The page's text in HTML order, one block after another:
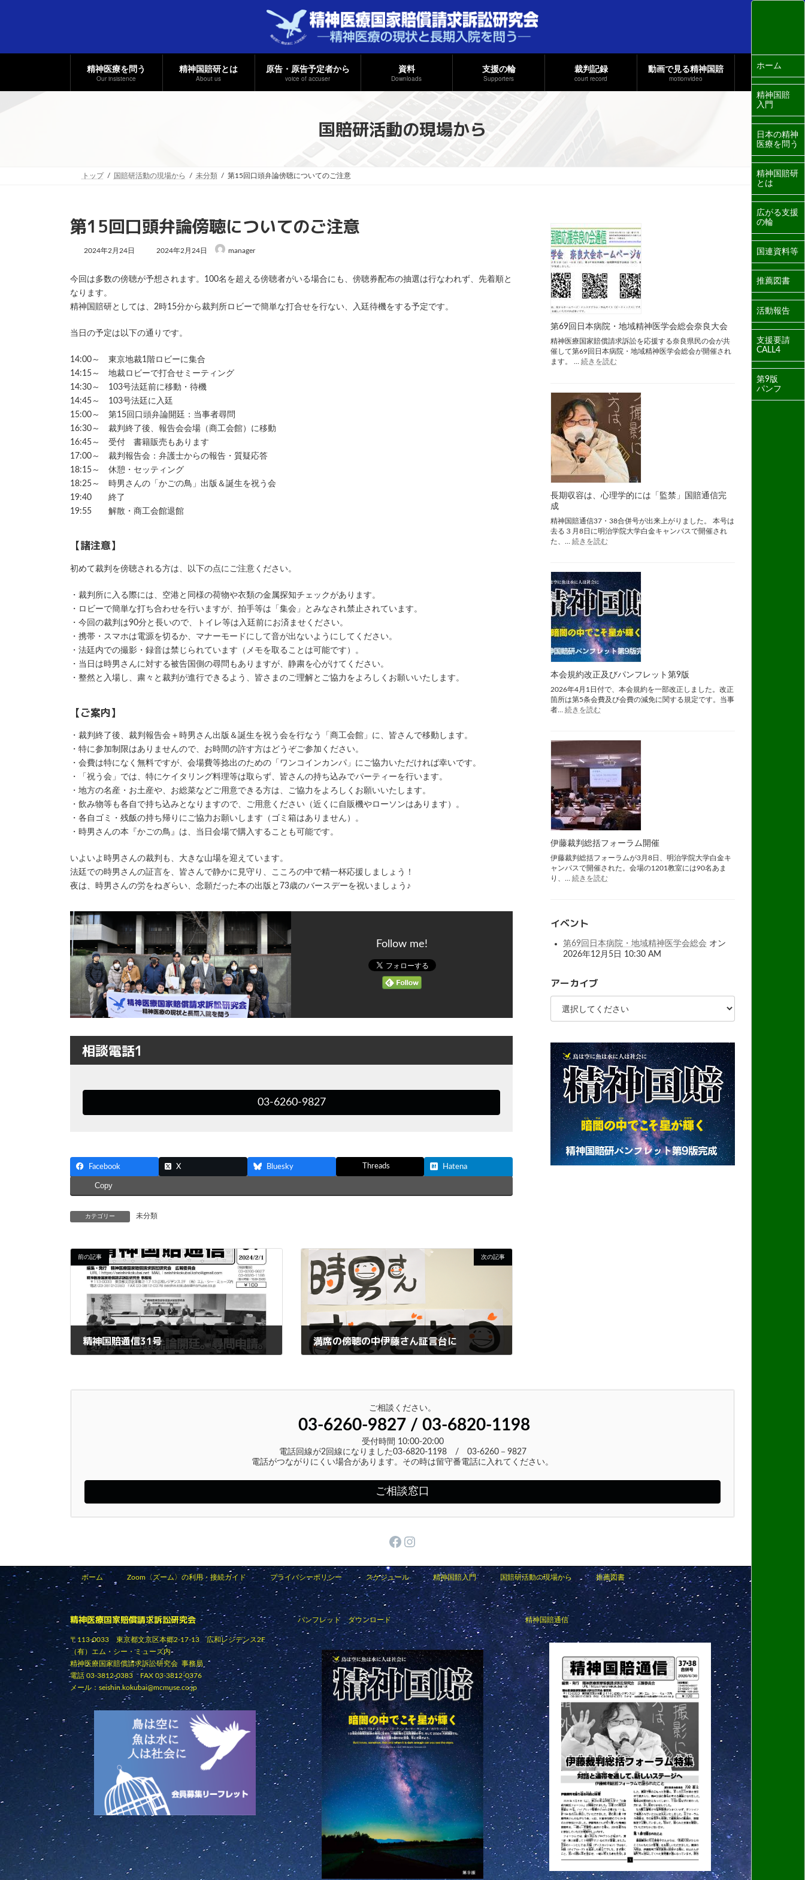
ッ
移
精神医療を問う
Our insistence
精神国賠研とは
About us
原告・原告予定者から
voice of accuser
資料
Downloads
支援の輪
Supporters
裁判記録
court record
動画で見る精神国賠
motionvideo
国賠研活動の現場から
トップ 国賠研活動の現場から 未分類 第15回口頭弁論傍聴についてのご注意
第15回口頭弁論傍聴についてのご注意
2024年2月24日
新
:
2024年2月24日 manager
今回は多数の傍聴が予想されます。100名を超える傍聴者がいる場合にも、傍聴券配布の抽選は行なわれず、先着順と
なります。
精神国賠研としては、2時15分から裁判所ロビーで簡単な打合せを行ない、入廷待機をする予定です。
当日の予定は以下の通りです。
14:00～ 東京地裁1階ロビーに集合
14:15～ 地裁ロビーで打合せミーティング
14:30～ 103号法廷前に移動・待機
14:45～ 103号法廷に入廷
15:00～ 第15回口頭弁論開廷：当事者尋問
16:30～ 裁判終了後、報告会会場（商工会館）に移動
16:45～ 受付 書籍販売もあります
17:00～ 裁判報告会：弁護士からの報告・質疑応答
18:15～ 休憩・セッティング
18:25～ 時男さんの「かごの鳥」出版＆誕生を祝う会
19:40 終了
19:55 解散・商工会館退館
【諸注意】
初めて裁判を傍聴される方は、以下の点にご注意ください。
・裁判所に入る際には、空港と同様の荷物や衣類の金属探知チェックがあります。
・ロビーで簡単な打ち合わせを行いますが、拍手等は「集会」とみなされ禁止されています。
・今回の裁判は90分と長いので、トイレ等は入廷前にお済ませください。
・携帯・スマホは電源を切るか、マナーモードにして音が出ないようにしてください。
・法廷内での撮影・録音は禁じられています（メモを取ることは可能です）。
・当日は時男さんに対する被告国側の尋問もありますが、静粛を心がけてください。
・整然と入場し、粛々と裁判が進行できるよう、皆さまのご理解とご協力をよろしくお願いいたします。
【ご案内】
・裁判終了後、裁判報告会＋時男さん出版＆誕生を祝う会を行なう「商工会館」に、皆さんで移動します。
・特に参加制限はありませんので、お時間の許す方はどうぞご参加ください。
・会費は特になく無料ですが、会場費等捻出のための「ワンコインカンパ」にご協力いただければ幸いです。
・「祝う会」では、特にケイタリング料理等は取らず、皆さんの持ち込みでパーティーを行います。
・地方の名産・お土産や、お総菜などご用意できる方は、ご協力をよろしくお願いいたします。
・飲み物等も各自で持ち込みとなりますので、ご用意ください（近くに自販機やローソンはあります）。
・各自ゴミ・残飯の持ち帰りにご協力お願いします（ゴミ箱はありません）。
・時男さんの本『かごの鳥』は、当日会場で購入することも可能です。
いよいよ時男さんの裁判も、大きな山場を迎えています。
法廷での時男さんの証言を、皆さんで静かに見守り、こころの中で精一杯応援しましょう！
夜は、時男さんの労をねぎらい、念願だった本の出版と73歳のバースデーを祝いましょう♪
Follow me!
相談電話1
03-6260-9827
Facebook X Bluesky Threads Hatena
Copy
カテゴリー 未分類
前の記事
精神国賠通信31号
次の記事
満席の傍聴の中伊藤さん証言台に
第69回日本病院・地域精神医学会総会奈良大会
精神医療国家賠償請求訴訟を応援する奈良県民の会が共
催して第69回日本病院・地域精神医学会総会が開催され
ます。 …続きを読む:
日
本
病
院・
地
域
精
神
学
会
会
奈
長期収容は、心理学的には「監禁」国賠通信完
成
精神国賠通信37・38合併号が出来上がりました。 本号は
去る３月8日に明治学院大学白金キャンパスで開催され
た、…続きを読む:
容
は、
心
理
学
的
に
は
「監
禁」
賠
通
本会規約改正及びパンフレット第9版
2026年4月1日付で、本会規約を一部改正しました。改正
箇所は第5条会費及び会費の減免に関する規定です。当事
者…続きを読む:
改
正
及
び
パ
ン
フ
レ
ッ
第
9
版
伊藤裁判総括フォーラム開催
伊藤裁判総括フォーラムが3月8日、明治学院大学白金キ
ャンパスで開催された。会場の1201教室には90名あま
り、…続きを読む:
フ
ォ
開
催
イベント
第69回日本病院・地域精神医学会総会 オン
2026年12月5日 10:30 AM
アーカイブ
ご相談ください。
03-6260-9827 / 03-6820-1198
受付時間 10:00-20:00
電話回線が2回線になりました03-6820-1198 / 03-6260－9827
電話がつながりにくい場合があります。その時は留守番電話に入れてください。
ご相談窓口
Facebook
Instagram
ホーム
精神国賠
入門
日本の精神
医療を問う
精神国賠研
とは
広がる支援
の輪
国連資料等
推薦図書
活動報告
支援要請
CALL4
第9版
パンフ
ホーム Zoom〈ズーム〉の利用・接続ガイド プライバシーポリシー スケジュール 精神国賠入門 国賠研活動の現場から 推薦図書
精神医療国家賠償請求訴訟研究会
〒113-0033 東京都文京区本郷2-17-13 広和レジデンス2F
（有）エム・シー・ミューズ内
精神医療国家賠償請求訴訟研究会 事務局
電話 03-3812-0383 FAX 03-3812-0376
メール： seishin.kokubai@mcmuse.co.jp
パンフレット ダウンロード 精神国賠通信